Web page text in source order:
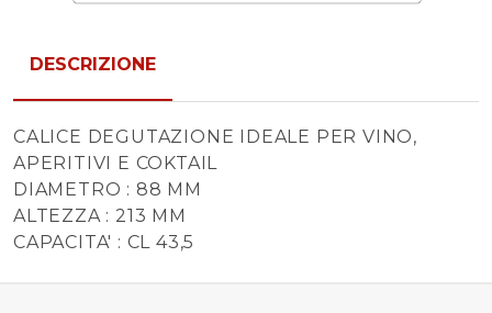
DESCRIZIONE
CALICE DEGUTAZIONE IDEALE PER VINO,
APERITIVI E COKTAIL
DIAMETRO : 88 MM
ALTEZZA : 213 MM
CAPACITA' : CL 43,5